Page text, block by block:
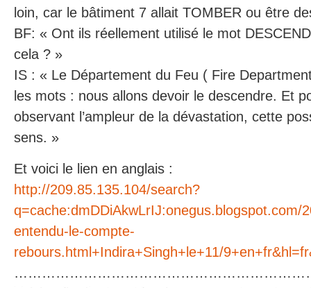
loin, car le bâtiment 7 allait TOMBER ou être
BF: « Ont ils réellement utilisé le mot
cela ? »
IS : « Le Département du Feu ( Fire
les mots : nous allons devoir le descendre. Et
observant l’ampleur de la dévastation, cette
sens. »
Et voici le lien en anglais :
http://209.85.135.104/search?
q=cache:dmDDiAkwLrIJ:onegus.blogspot.com/
entendu-le-compte-
rebours.html+Indira+Singh+le+11/